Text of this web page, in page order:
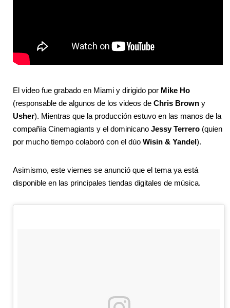
El video fue grabado en Miami y dirigido por Mike Ho
(responsable de algunos de los videos de Chris Brown y
Usher). Mientras que la producción estuvo en las manos de la
compañía Cinemagiants y el dominicano Jessy Terrero (quien
por mucho tiempo colaboró con el dúo Wisin & Yandel).
Asimismo, este viernes se anunció que el tema ya está
disponible en las principales tiendas digitales de música.